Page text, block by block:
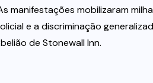
manifestações mobilizaram
e a discriminação
de Stonewall Inn.